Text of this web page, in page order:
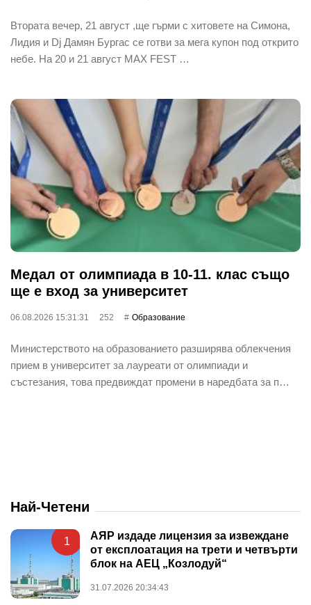
Втората вечер, 21 август ,ще гърми с хитовете на Симона,
Лидия и Dj Дамян Бургас се готви за мега купон под открито
небе. На 20 и 21 август MAX FEST …
Медал от олимпиада в 10-11. клас също
ще е вход за университет
06.08.2026 15:31:31 252 Oбразование
Министерството на образованието разширява облекчения
прием в университет за лауреати от олимпиади и
състезания, това предвиждат промени в наредбата за п…
Най-Четени
1
АЯР издаде лицензия за извеждане
от експлоатация на трети и четвърти
блок на АЕЦ „Козлодуй“
31.07.2026 20:34:43